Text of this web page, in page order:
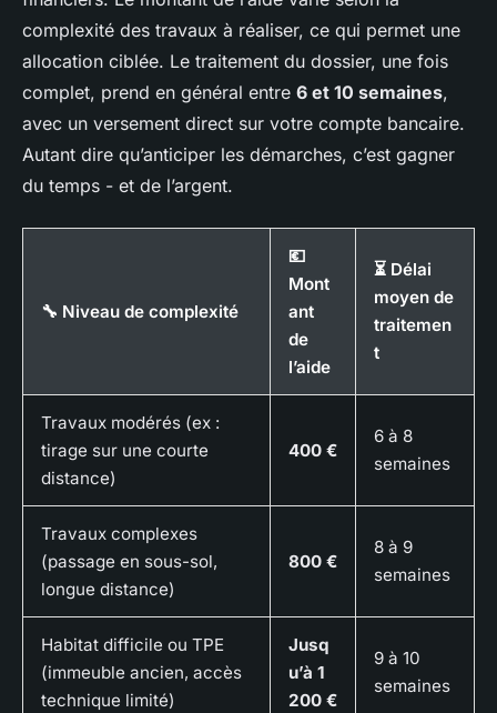
complexité des travaux à réaliser, ce qui permet une
allocation ciblée. Le traitement du dossier, une fois
complet, prend en général entre 6 et 10 semaines,
avec un versement direct sur votre compte bancaire.
Autant dire qu’anticiper les démarches, c’est gagner
du temps - et de l’argent.
🔧 Niveau de complexité
💶
Mont
ant
de
l’aide
⏳ Délai
moyen de
traitemen
t
Travaux modérés (ex :
tirage sur une courte
distance)
400 €
6 à 8
semaines
Travaux complexes
(passage en sous-sol,
longue distance)
800 €
8 à 9
semaines
Habitat difficile ou TPE
(immeuble ancien, accès
technique limité)
Jusq
u’à 1
200 €
9 à 10
semaines